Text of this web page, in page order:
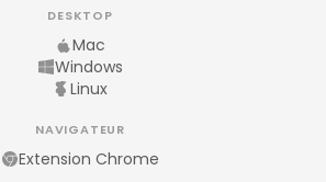
DESKTOP
Mac
Windows
Linux
NAVIGATEUR
Extension Chrome